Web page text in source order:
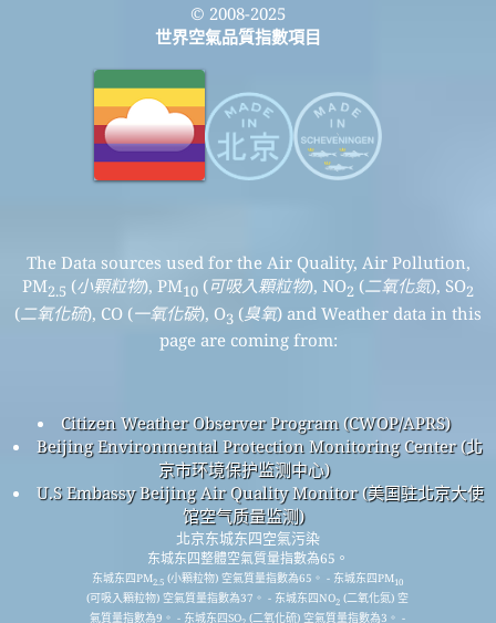
© 2008-2025
世界空氣品質指數項目
The Data sources used for the Air Quality, Air Pollution,
PM2.5 (小顆粒物), PM10 (可吸入顆粒物), NO2 (二氧化氮), SO2
(二氧化硫), CO (一氧化碳), O3 (臭氧) and Weather data in this
page are coming from:
Citizen Weather Observer Program (CWOP/APRS)
Beijing Environmental Protection Monitoring Center (北
京市环境保护监测中心)
U.S Embassy Beijing Air Quality Monitor (美国驻北京大使
馆空气质量监测)
北京东城东四空氣污染
东城东四整體空氣質量指數為65。
东城东四PM2.5 (小顆粒物) 空氣質量指數為65。 - 东城东四PM10
(可吸入顆粒物) 空氣質量指數為37。 - 东城东四NO2 (二氧化氮) 空
氣質量指數為9。 - 东城东四SO (二氧化硫) 空氣質量指數為3。 -